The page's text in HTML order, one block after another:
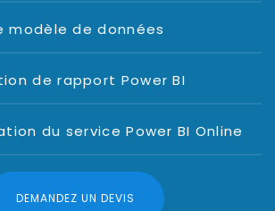
modèle de données
de rapport Power BI
du service Power BI Online
DEMANDEZ UN DEVIS